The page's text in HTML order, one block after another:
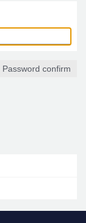
Password confirm